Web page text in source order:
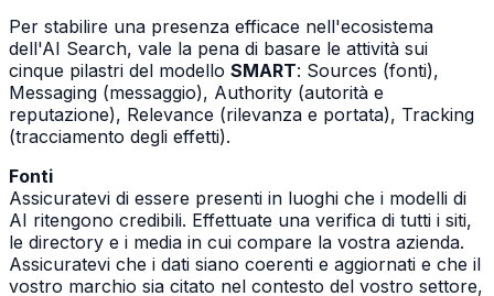
Per stabilire una presenza efficace nell'ecosistema
dell'AI Search, vale la pena di basare le attività sui
cinque pilastri del modello SMART: Sources (fonti),
Messaging (messaggio), Authority (autorità e
reputazione), Relevance (rilevanza e portata), Tracking
(tracciamento degli effetti).
Fonti
Assicuratevi di essere presenti in luoghi che i modelli di
AI ritengono credibili. Effettuate una verifica di tutti i siti,
le directory e i media in cui compare la vostra azienda.
Assicuratevi che i dati siano coerenti e aggiornati e che il
vostro marchio sia citato nel contesto del vostro settore,